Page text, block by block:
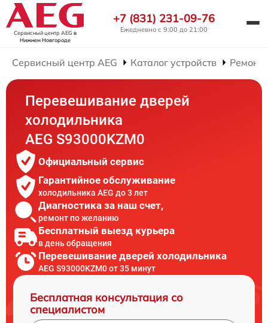
Сервисный центр AEG в
Нижнем Новгороде
+7 (831) 231-09-76
Ежедневно с 9:00 до 21:00
Сервисный центр AEG Каталог устройств Ремонт
Перевешивание дверей
холодильника
AEG S93000KZM0
Официальный сервис
Гарантийное обслуживание
холодильника AEG до 3 лет
Диагностика за наш счет,
ремонт по желанию
Бесплатный выезд курьера
в день обращения
Перевешивание дверей холодильника
AEG S93000KZM0 от 35 минут
Бесплатная консультация со
специалистом